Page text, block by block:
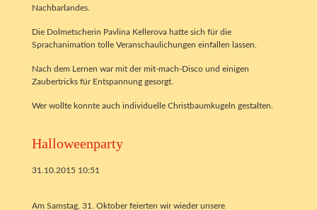
Nachbarlandes.
Die Dolmetscherin Pavlina Kellerova hatte sich für die
Sprachanimation tolle Veranschaulichungen einfallen lassen.
Nach dem Lernen war mit der mit-mach-Disco und einigen
Zaubertricks für Entspannung gesorgt.
Wer wollte konnte auch individuelle Christbaumkugeln gestalten.
Halloweenparty
31.10.2015 10:51
Am Samstag, 31. Oktober feierten wir wieder unsere